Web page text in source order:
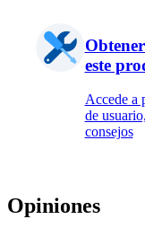
este
Accede a
de
consejos
Opiniones